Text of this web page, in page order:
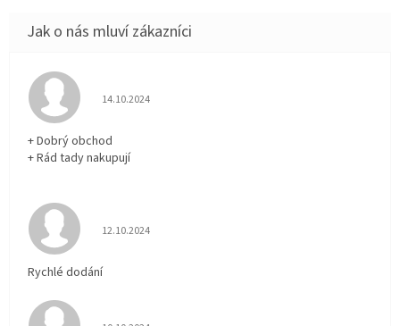
Hodnocení obchodu je 5 z 5 hvězdiček.
14.10.2024
+ Dobrý obchod
+ Rád tady nakupují
Hodnocení obchodu je 5 z 5 hvězdiček.
12.10.2024
Rychlé dodání